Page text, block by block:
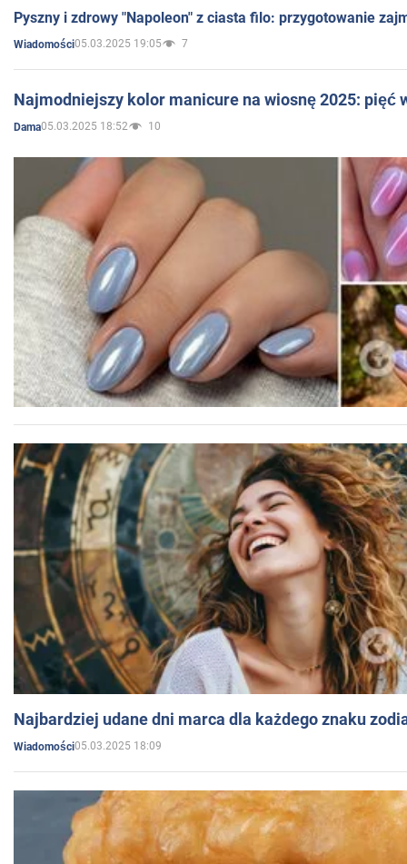
Pyszny i zdrowy "Napoleon" z ciasta filo: przygotowanie
Wiadomości05.03.2025 19:05 7
Najmodniejszy kolor manicure na wiosnę 2025: pięć
Dama05.03.2025 18:52 10
Najbardziej udane dni marca dla każdego znaku
Wiadomości05.03.2025 18:09